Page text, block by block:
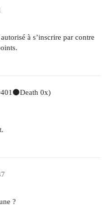
à s’inscrire par contre
0x)
?